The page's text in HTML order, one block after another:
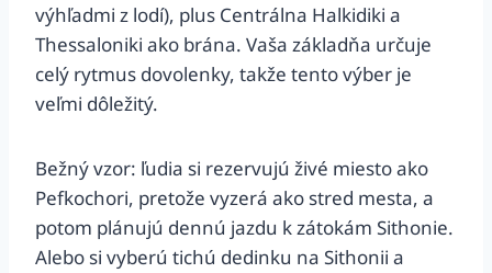
výhľadmi z lodí), plus Centrálna Halkidiki a
Thessaloniki ako brána. Vaša základňa určuje
celý rytmus dovolenky, takže tento výber je
veľmi dôležitý.
Bežný vzor: ľudia si rezervujú živé miesto ako
Pefkochori, pretože vyzerá ako stred mesta, a
potom plánujú dennú jazdu k zátokám Sithonie.
Alebo si vyberú tichú dedinku na Sithonii a